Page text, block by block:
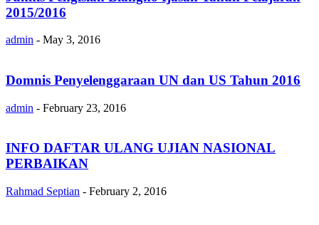
2015/2016
admin - May 3, 2016
Domnis Penyelenggaraan UN dan US Tahun 2016
admin - February 23, 2016
INFO DAFTAR ULANG UJIAN NASIONAL
PERBAIKAN
Rahmad Septian - February 2, 2016